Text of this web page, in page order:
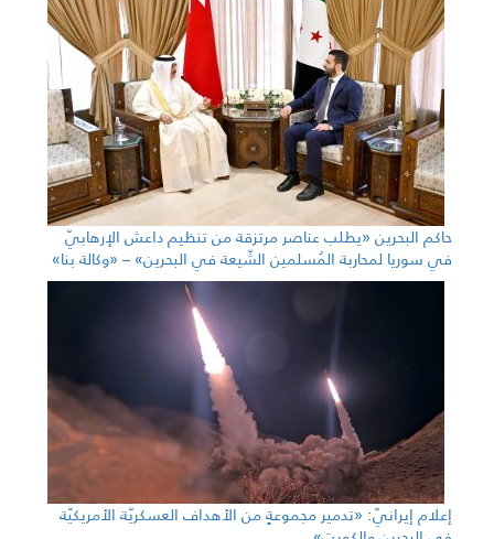
حاكم البحرين «يطلب عناصر مرتزقة من تنظيم داعش الإرهابيّ
في سوريا لمحاربة المُسلمين الشّيعة في البحرين» – «وكالة بنا»
إعلام إيرانيّ: «تدمير مجموعةٍ من الأهداف العسكريّة الأمريكيّة